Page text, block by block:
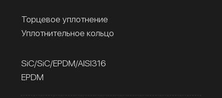
Торцевое уплотнение
Уплотнительное кольцо
SiC/SiC/EPDM/AISI316
EPDM